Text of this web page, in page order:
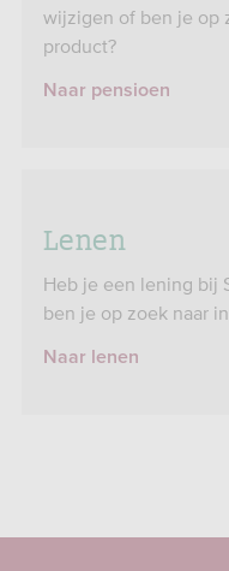
wijzigen of ben je op
product?
Naar pensioen
Lenen
Heb je een lening bij
ben je op zoek naar
Naar lenen